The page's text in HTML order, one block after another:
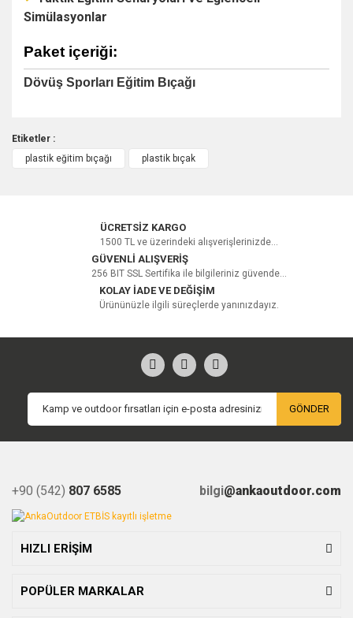
Simülasyonlar
Paket içeriği:
Dövüş Sporları Eğitim Bıçağı
Etiketler :
plastik eğitim bıçağı
plastik bıçak
ÜCRETSİZ KARGO
1500 TL ve üzerindeki alışverişlerinizde...
GÜVENLİ ALIŞVERİŞ
256 BIT SSL Sertifika ile bilgileriniz güvende...
KOLAY İADE VE DEĞİŞİM
Ürününüzle ilgili süreçlerde yanınızdayız.
GÖNDER
+90 (542) 807 6585 bilgi@ankaoutdoor.com
HIZLI ERİŞİM
POPÜLER MARKALAR